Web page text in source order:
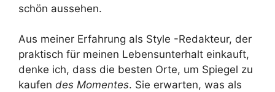
schön aussehen.
Aus meiner Erfahrung als Style -Redakteur, der
praktisch für meinen Lebensunterhalt einkauft,
denke ich, dass die besten Orte, um Spiegel zu
kaufen des Momentes. Sie erwarten, was als